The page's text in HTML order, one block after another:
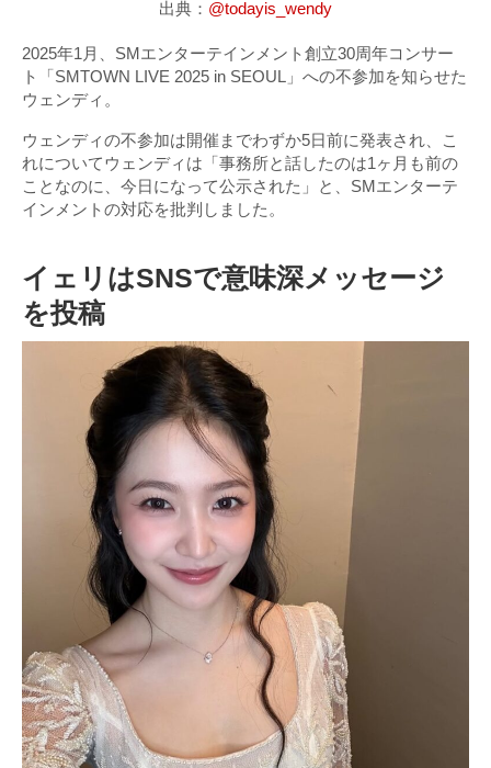
出典： @todayis_wendy
2025年1月、SMエンターテインメント創立30周年コンサー
ト「SMTOWN LIVE 2025 in SEOUL」への不参加を知らせた
ウェンディ。
ウェンディの不参加は開催までわずか5日前に発表され、こ
れについてウェンディは「事務所と話したのは1ヶ月も前の
ことなのに、今日になって公示された」と、SMエンターテ
インメントの対応を批判しました。
イェリはSNSで意味深メッセージ
を投稿